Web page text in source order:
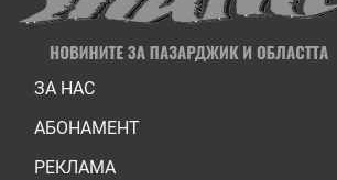
ЗА НАС
АБОНАМЕНТ
РЕКЛАМА